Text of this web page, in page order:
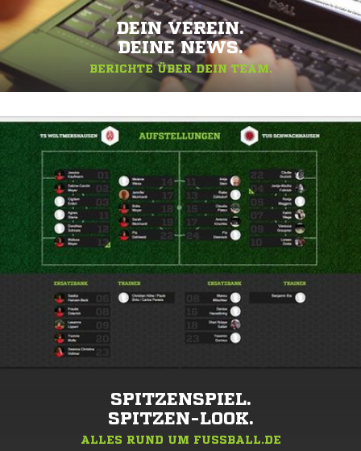
DEIN VEREIN.
DEINE NEWS.
BERICHTE ÜBER DEIN TEAM.
SPITZENSPIEL.
SPITZEN-LOOK.
ALLES RUND UM FUSSBALL.DE